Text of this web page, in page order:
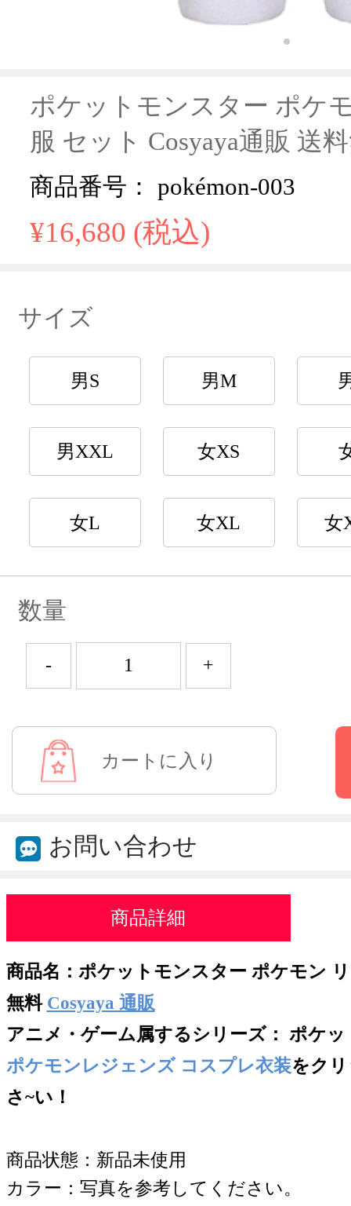
ポケットモンスター ポケ
服 セット Cosyaya通販 送
商品番号： pokémon-003
¥16,680 (税込)
サイズ
男S 男M
男XXL 女XS
女L 女XL 女
数量
- +
お問い合わせ
商品詳細
商品名：ポケットモンスター ポケモン
無料 Cosyaya 通販
アニメ・ゲーム属するシリーズ： ポケ
ポケモンレジェンズ コスプレ衣装をク
さ~い！
商品状態：新品未使用
カラー：写真を参考してください。